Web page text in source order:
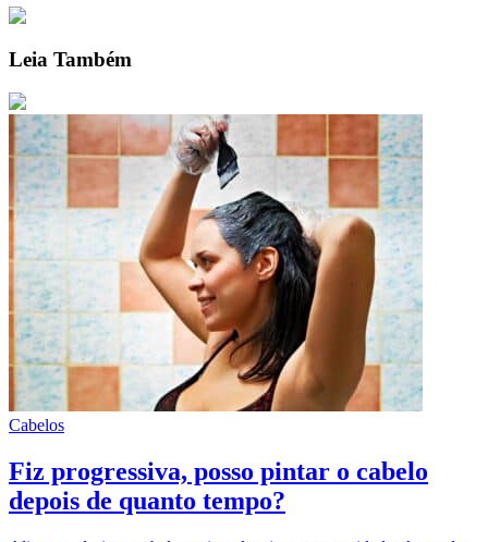
Leia Também
Cabelos
Fiz progressiva, posso pintar o cabelo
depois de quanto tempo?